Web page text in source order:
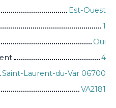
Est-Ouest
1
Oui
4
Saint-Laurent-du-Var 06700
VA2181